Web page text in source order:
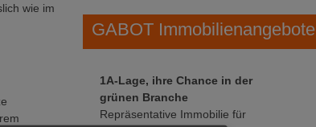
wie im
GABOT Immobilienangebote
1A-Lage, ihre Chance in der
grünen Branche
Repräsentative Immobilie für